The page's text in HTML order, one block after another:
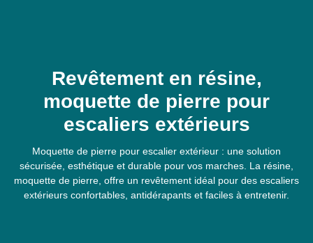
Revêtement en résine,
moquette de pierre pour
escaliers extérieurs
Moquette de pierre pour escalier extérieur : une solution
sécurisée, esthétique et durable pour vos marches. La résine,
moquette de pierre, offre un revêtement idéal pour des escaliers
extérieurs confortables, antidérapants et faciles à entretenir.